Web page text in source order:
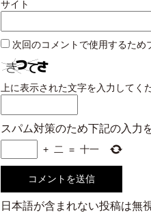
サイト
次回のコメントで使用するため
上に表示された文字を入力してく
スパム対策のため下記の入力
+ 二 = 十一
日本語が含まれない投稿は無